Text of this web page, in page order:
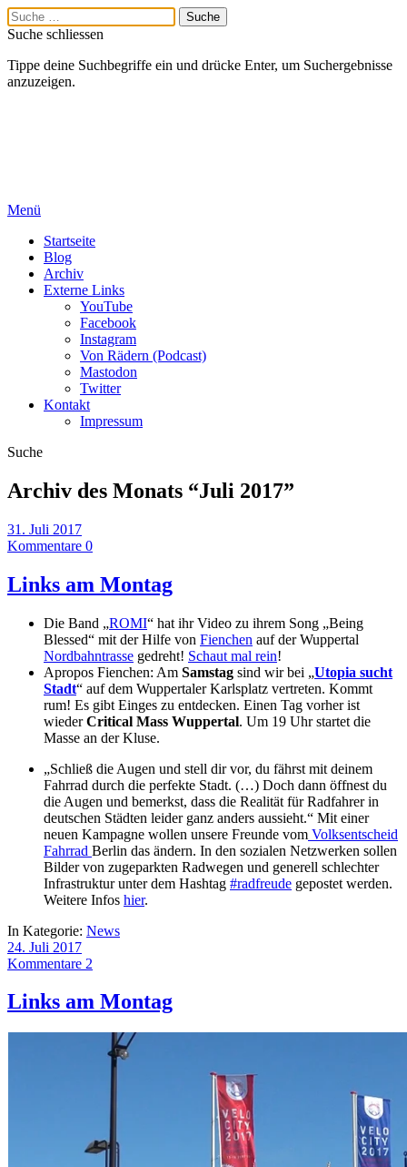
Suche schliessen
Tippe deine Suchbegriffe ein und drücke Enter, um Suchergebnisse
anzuzeigen.
Menü
Startseite
Blog
Archiv
Externe Links
YouTube
Facebook
Instagram
Von Rädern (Podcast)
Mastodon
Twitter
Kontakt
Impressum
Suche
Archiv des Monats “Juli 2017”
31. Juli 2017
Kommentare 0
Links am Montag
Die Band „ROMI“ hat ihr Video zu ihrem Song „Being
Blessed“ mit der Hilfe von Fienchen auf der Wuppertal
Nordbahntrasse gedreht! Schaut mal rein!
Apropos Fienchen: Am Samstag sind wir bei „Utopia sucht
Stadt“ auf dem Wuppertaler Karlsplatz vertreten. Kommt
rum! Es gibt Einges zu entdecken. Einen Tag vorher ist
wiederCritical Mass Wuppertal. Um 19 Uhr startet die
Masse an der Kluse.
„Schließ die Augen und stell dir vor, du fährst mit deinem
Fahrrad durch die perfekte Stadt. (…) Doch dann öffnest du
die Augen und bemerkst, dass die Realität für Radfahrer in
deutschen Städten leider ganz anders aussieht.“ Mit einer
neuen Kampagne wollen unsere Freunde vom Volksentscheid
Fahrrad Berlin das ändern. In den sozialen Netzwerken sollen
Bilder von zugeparkten Radwegen und generell schlechter
Infrastruktur unter dem Hashtag #radfreude gepostet werden.
Weitere Infos hier.
In Kategorie: News
24. Juli 2017
Kommentare 2
Links am Montag